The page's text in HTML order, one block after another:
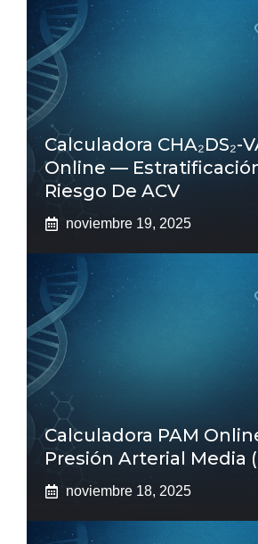
Calculadora CHA₂DS₂-
Online —
Riesgo De ACV
noviembre 19, 2025
Calculadora PAM
Presión Arterial Media
noviembre 18, 2025